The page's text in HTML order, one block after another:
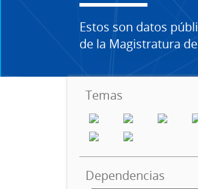
Estos son datos
de la Magistratura
Temas
Dependencias